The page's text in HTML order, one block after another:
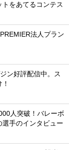
をあてるコンテス
法人プラン
ン好評配信中。ス
人突破！バレーボ
手のインタビュー